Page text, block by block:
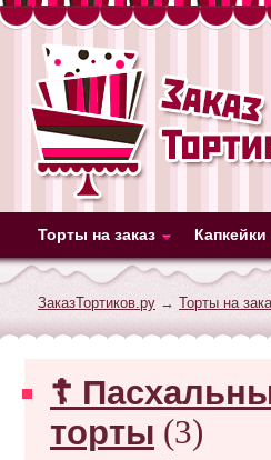
Торты на заказ Капкейки
ЗаказТортиков.ру → Торты на
☦
торты (3)